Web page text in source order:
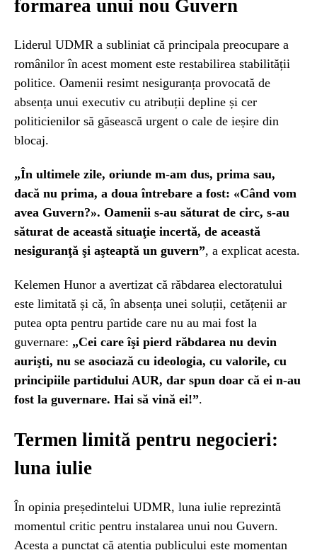
formarea unui nou Guvern
Liderul UDMR a subliniat că principala preocupare a
românilor în acest moment este restabilirea stabilității
politice. Oamenii resimt nesiguranța provocată de
absența unui executiv cu atribuții depline și cer
politicienilor să găsească urgent o cale de ieșire din
blocaj.
„În ultimele zile, oriunde m-am dus, prima sau,
dacă nu prima, a doua întrebare a fost: «Când vom
avea Guvern?». Oamenii s-au săturat de circ, s-au
săturat de această situaţie incertă, de această
nesiguranţă şi aşteaptă un guvern”, a explicat acesta.
Kelemen Hunor a avertizat că răbdarea electoratului
este limitată și că, în absența unei soluții, cetățenii ar
putea opta pentru partide care nu au mai fost la
guvernare: „Cei care îşi pierd răbdarea nu devin
aurişti, nu se asociază cu ideologia, cu valorile, cu
principiile partidului AUR, dar spun doar că ei n-au
fost la guvernare. Hai să vină ei!”.
Termen limită pentru negocieri:
luna iulie
În opinia președintelui UDMR, luna iulie reprezintă
momentul critic pentru instalarea unui nou Guvern.
Acesta a punctat că atenția publicului este momentan